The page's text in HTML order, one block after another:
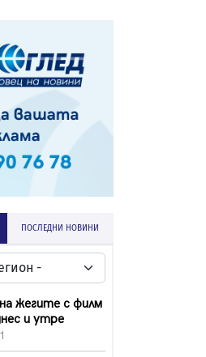
ПОСЛЕДНИ НОВИНИ
жегите с филм
и утре